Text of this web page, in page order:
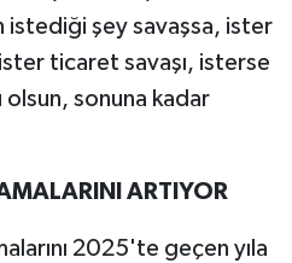
şey savaşsa, ister
ticaret savaşı, isterse
sonuna kadar
ARTIYOR
2025'te geçen yıla